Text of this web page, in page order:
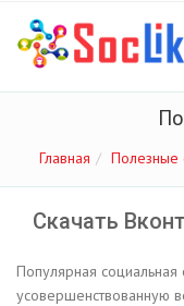
Главная Полезные
Скачать
Популярная социальная
усовершенствованную